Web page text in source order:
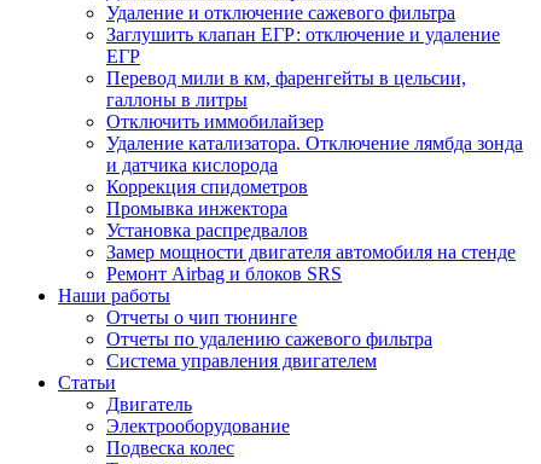
Удаление и отключение сажевого фильтра
Заглушить клапан ЕГР: отключение и удаление
ЕГР
Перевод мили в км, фаренгейты в цельсии,
галлоны в литры
Отключить иммобилайзер
Удаление катализатора. Отключение лямбда зонда
и датчика кислорода
Коррекция спидометров
Промывка инжектора
Установка распредвалов
Замер мощности двигателя автомобиля на стенде
Ремонт Airbag и блоков SRS
Наши работы
Отчеты о чип тюнинге
Отчеты по удалению сажевого фильтра
Система управления двигателем
Статьи
Двигатель
Электрооборудование
Подвеска колес